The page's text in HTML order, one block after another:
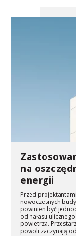
na
energii
Przed
nowoczesnych
powinien być
od hałasu
powietrza.
powoli zaczynają